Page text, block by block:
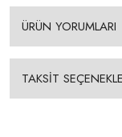
ÜRÜN YORUMLARI
TAKSİT